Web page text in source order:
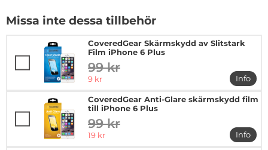
Missa inte dessa tillbehör
CoveredGear Skärmskydd av Slitstark
Film iPhone 6 Plus
tidigare pris
99 kr
rea pris
9 kr
Info
mer
CoveredGear Anti-Glare skärmskydd film
till iPhone 6 Plus
tidigare pris
99 kr
rea pris
19 kr
Info
mer